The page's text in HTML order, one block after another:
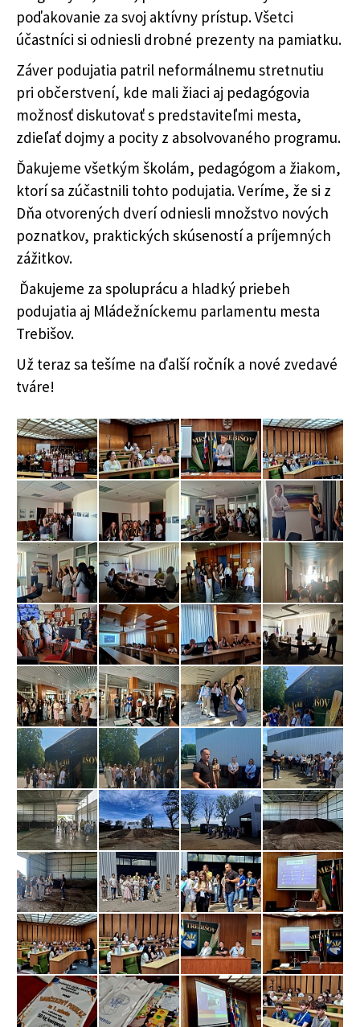
poďakovanie za svoj aktívny prístup. Všetci
účastníci si odniesli drobné prezenty na pamiatku.
Záver podujatia patril neformálnemu stretnutiu
pri občerstvení, kde mali žiaci aj pedagógovia
možnosť diskutovať s predstaviteľmi mesta,
zdieľať dojmy a pocity z absolvovaného programu.
Ďakujeme všetkým školám, pedagógom a žiakom,
ktorí sa zúčastnili tohto podujatia. Veríme, že si z
Dňa otvorených dverí odniesli množstvo nových
poznatkov, praktických skúseností a príjemných
zážitkov.
Ďakujeme za spoluprácu a hladký priebeh
podujatia aj Mládežníckemu parlamentu mesta
Trebišov.
Už teraz sa tešíme na ďalší ročník a nové zvedavé
tváre!